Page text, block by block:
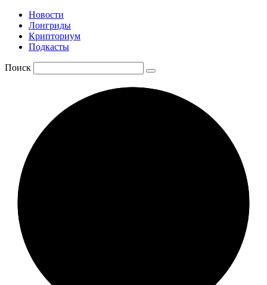
Новости
Лонгриды
Крипториум
Подкасты
Поиск